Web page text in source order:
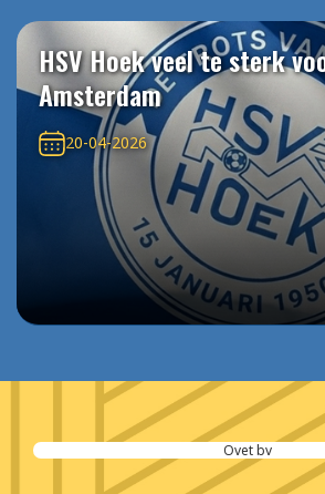
HSV Hoek veel te sterk
Amsterdam
20-04-2026
Ovet bv